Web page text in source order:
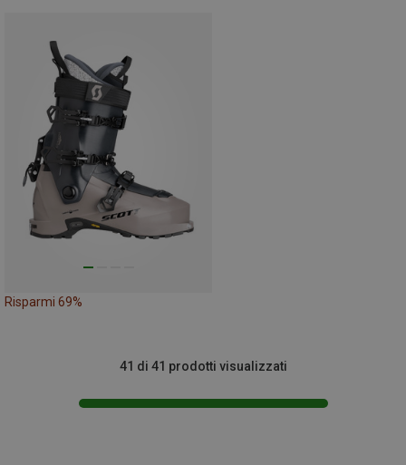
Risparmi 69%
41 di 41 prodotti visualizzati